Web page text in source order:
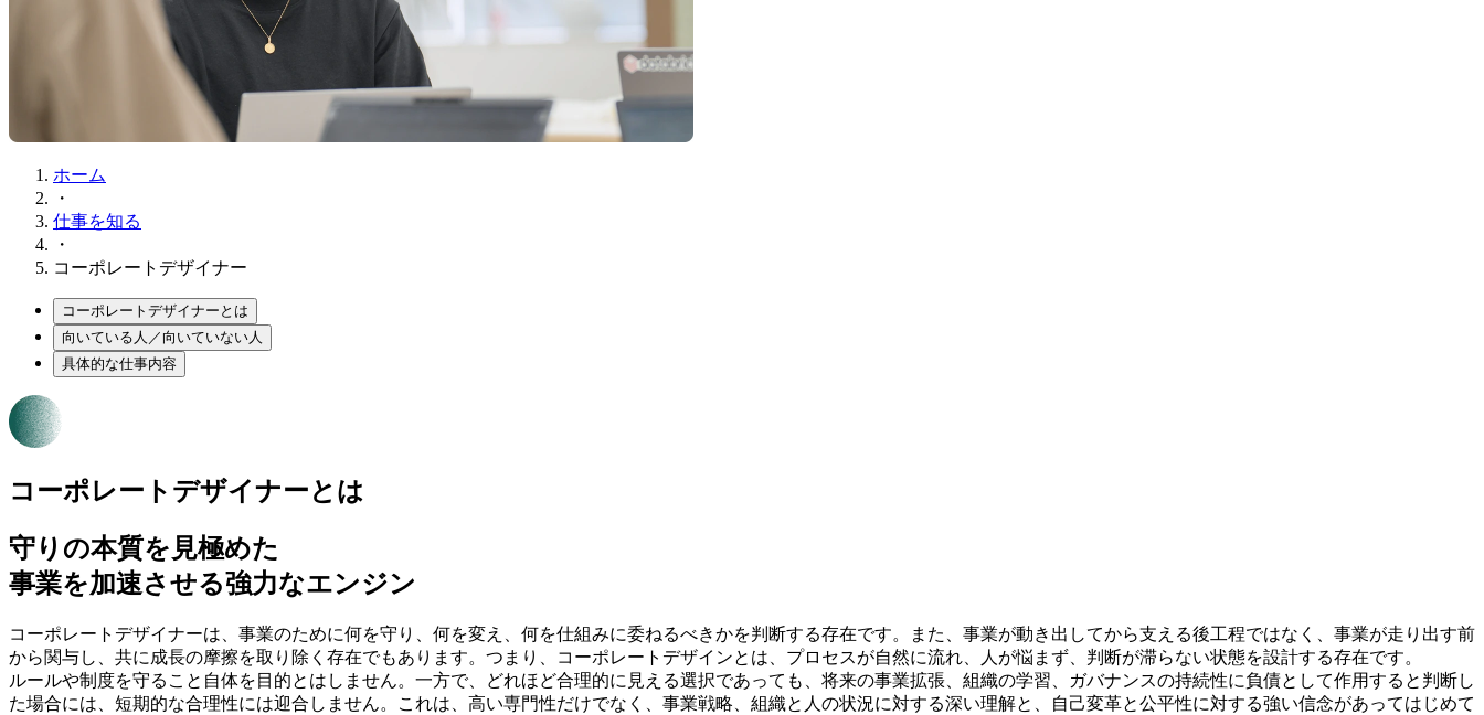
ホーム
・
仕事を知る
・
コーポレートデザイナー
コーポレートデザイナーとは
向いている人／向いていない人
具体的な仕事内容
コーポレートデザイナーとは
守りの本質を見極めた
事業を加速させる強力なエンジン
コーポレートデザイナーは、事業のために何を守り、何を変え、何を仕組みに委ねるべきかを判断する存在です。また、事業が動き出してから支える後工程ではなく、事業が走り出す前
から関与し、共に成長の摩擦を取り除く存在でもあります。つまり、コーポレートデザインとは、プロセスが自然に流れ、人が悩まず、判断が滞らない状態を設計する存在です。
ルールや制度を守ること自体を目的とはしません。一方で、どれほど合理的に見える選択であっても、将来の事業拡張、組織の学習、ガバナンスの持続性に負債として作用すると判断し
た場合には、短期的な合理性には迎合しません。これは、高い専門性だけでなく、事業戦略、組織と人の状況に対する深い理解と、自己変革と公平性に対する強い信念があってはじめて